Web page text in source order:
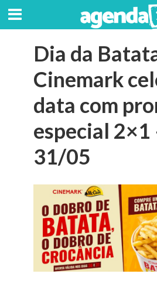
Dia da
Cinemark
data com
especial 2×1
31/05